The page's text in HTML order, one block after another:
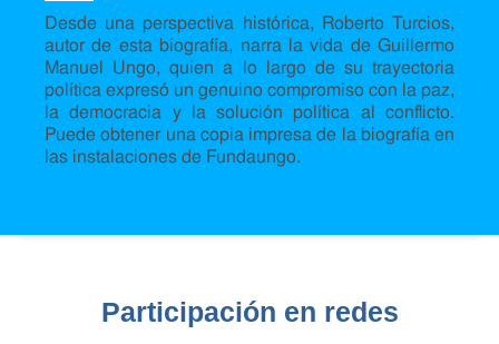
Desde una perspectiva histórica, Roberto Turcios,
autor de esta biografía, narra la vida de Guillermo
Manuel Ungo, quien a lo largo de su trayectoria
política expresó un genuino compromiso con la paz,
la democracia y la solución política al conflicto.
Puede obtener una copia impresa de la biografía en
las instalaciones de Fundaungo.
Participación en redes